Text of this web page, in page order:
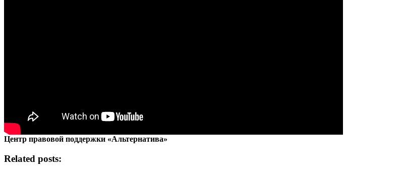
Центр правовой поддержки «Альтернатива»
Related posts: